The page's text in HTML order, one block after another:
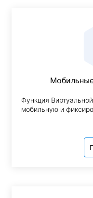
Функция
мобильную и
работникам на
office. Менеджер
поступил на
собственного